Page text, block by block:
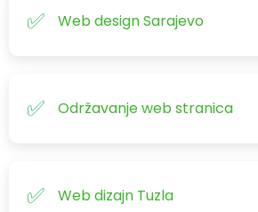
Web design Sarajevo
Održavanje web stranica
Web dizajn Tuzla